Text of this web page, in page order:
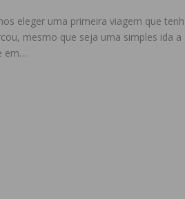
eleger uma primeira viagem que
mesmo que seja uma simples ida a
em…